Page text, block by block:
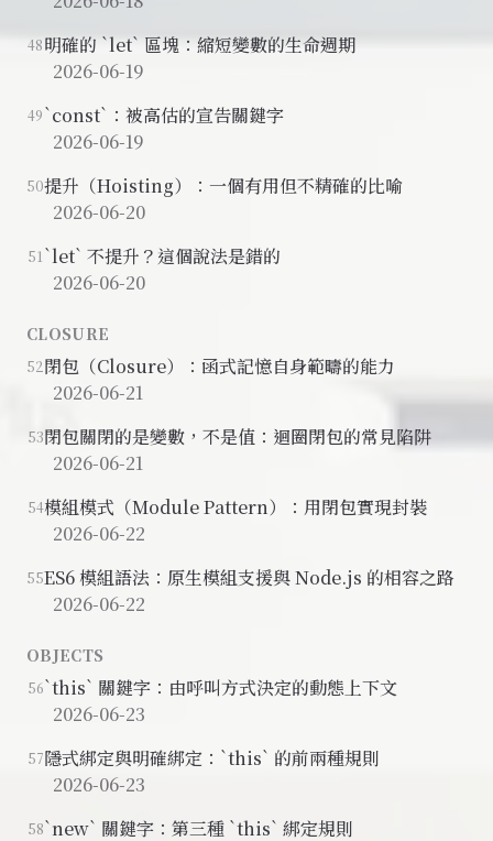
48明確的 `let` 區塊：縮短變數的生命週期
2026-06-19
49`const`：被高估的宣告關鍵字
2026-06-19
50提升（Hoisting）：一個有用但不精確的比喻
2026-06-20
51 `let` 不提升？這個說法是錯的
2026-06-20
CLOSURE
52閉包（Closure）：函式記憶自身範疇的能力
2026-06-21
53閉包關閉的是變數，不是值：迴圈閉包的常見陷阱
2026-06-21
54模組模式（Module Pattern）：用閉包實現封裝
2026-06-22
55ES6 模組語法：原生模組支援與 Node.js 的相容之路
2026-06-22
OBJECTS
56`this` 關鍵字：由呼叫方式決定的動態上下文
2026-06-23
57隱式綁定與明確綁定：`this` 的前兩種規則
2026-06-23
58`new` 關鍵字：第三種 `this` 綁定規則